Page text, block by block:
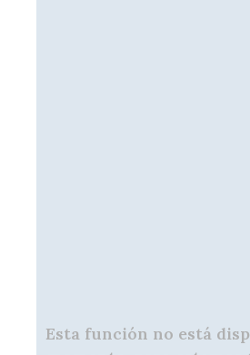
Esta función no está